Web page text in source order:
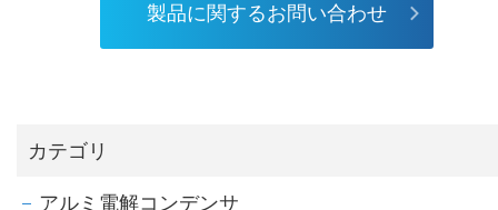
製品に関するお問い合わせ
カテゴリ
アルミ電解コンデンサ